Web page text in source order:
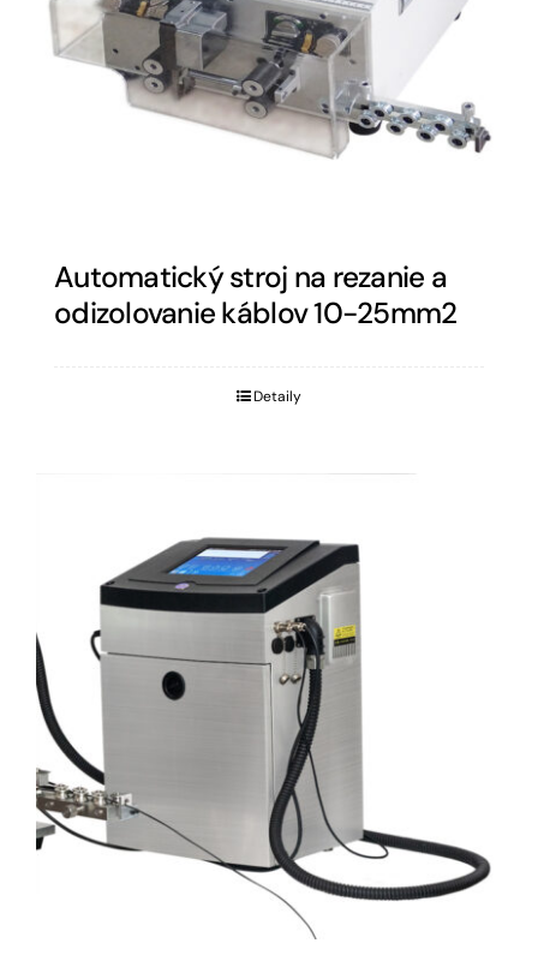
Automatický stroj na rezanie a
odizolovanie káblov 10-25mm2
Detaily